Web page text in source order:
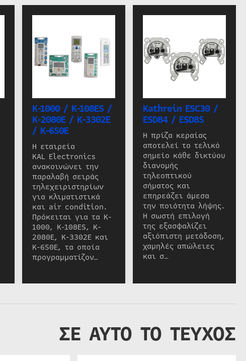
K-1000 / K-108ES /
K-2080E / K-3302E
/ K-650E
Η εταιρεία
KAL Electronics
ανακοινώνει την
παραλαβή σειράς
τηλεχειριστηρίων
για κλιματιστικά
και air condition.
Πρόκειται για τα K-
1000, K-108ES, K-
2080E, K-3302E και
K-650E, τα οποία
προγραμματίζον…
Kathrein ESC30 /
ESD84 / ESD85
Η πρίζα κεραίας
αποτελεί το τελικό
σημείο κάθε δικτύου
διανομής
τηλεοπτικού
σήματος και
επηρεάζει άμεσα
την ποιότητα λήψης.
Η σωστή επιλογή
της εξασφαλίζει
αξιόπιστη μετάδοση,
χαμηλές απώλειες
και σ…
ΣΕ ΑΥΤΟ ΤΟ ΤΕΥΧΟΣ